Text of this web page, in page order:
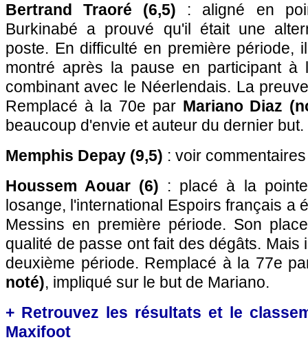
Bertrand Traoré (6,5) : aligné en
Burkinabé a prouvé qu'il était une
poste. En difficulté en première période,
montré après la pause en participant à
combinant avec le Néerlendais. La
Remplacé à la 70e par Mariano Diaz
beaucoup d'envie et auteur du dernier but.
Memphis Depay (9,5) : voir
Houssem Aouar (6) : placé à la
losange, l'international Espoirs français a
Messins en première période. Son
qualité de passe ont fait des dégâts. Mais
deuxième période. Remplacé à la 77e
noté), impliqué sur le but de Mariano.
+ Retrouvez les résultats et le
Maxifoot